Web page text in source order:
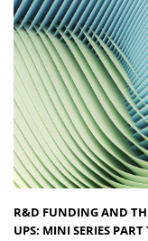
R&D FUNDING AND
UPS: MINI SERIES PART